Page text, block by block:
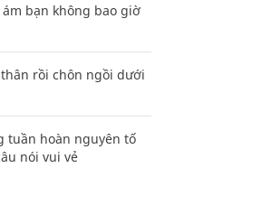
bạn không bao giờ
rồi chôn ngồi dưới
tuần hoàn nguyên tố
nói vui vẻ